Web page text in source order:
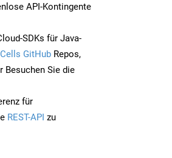
API-Kontingente
SDKs für Java-
GitHub Repos,
Besuchen Sie die
für
REST-API zu